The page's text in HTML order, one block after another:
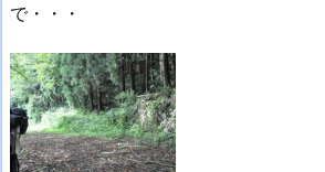
で・・・